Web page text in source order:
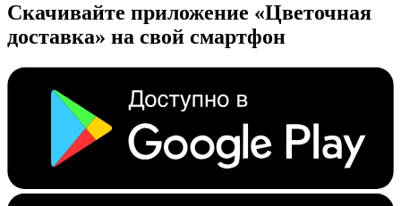
Скачивайте приложение «Цветочная
доставка» на свой смартфон